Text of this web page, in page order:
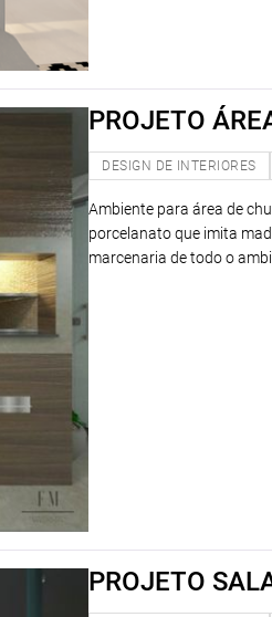
PROJETO
DESIGN DE INTERIORES
Ambiente para área de
porcelanato que imita
marcenaria de todo o
PROJETO